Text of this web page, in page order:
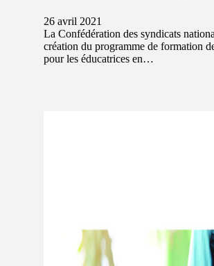
26 avril 2021
La Confédération des syndicats
création du programme de formation
pour les éducatrices en…